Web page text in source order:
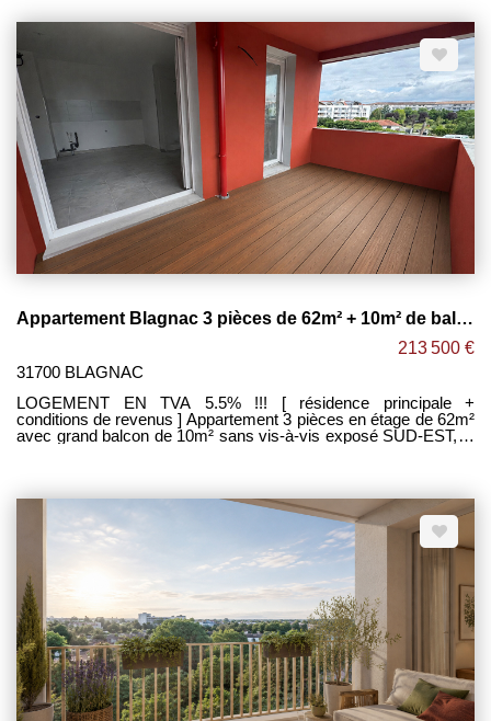
séjour lumineux ouvert sur cuisine, le tout donnant accès à un
grand balcon. -2 grandes chambres à l'étage de 12m² avec
placards. -Salle de bain avec douche vasque / sèche serviettes
et emplacement lave linge / WC. -WC séparé. -Place de parking
en sous-sol. Maxime FONTENELLE LES CLEFS DU NEUF
Appartement Blagnac 3 pièces de 62m² + 10m² de balcon + 2 Parking ! BLAGNAC
213 500 €
31700 BLAGNAC
LOGEMENT EN TVA 5.5% !!! [ résidence principale +
conditions de revenus ] Appartement 3 pièces en étage de 62m²
avec grand balcon de 10m² sans vis-à-vis exposé SUD-EST, le
équipée, le tout donnant accès à ce grand balcon de 10m². -2
belles chambres avec placards. -Salle de bain avec
emplacement lave linge et sèche serviettes. -WC séparé. -
Espace buanderie. -Nombreux rangements. -2 places de
parking avec accès sécurisé. Maxime FONTENELLE LES
CLEFS DU NEUF